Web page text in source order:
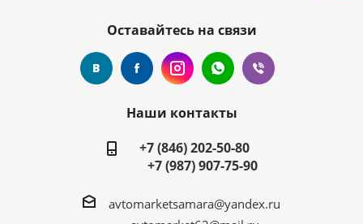
Оставайтесь на связи
Наши контакты
+7 (846) 202-50-80
+7 (987) 907-75-90
avtomarketsamara@yandex.ru